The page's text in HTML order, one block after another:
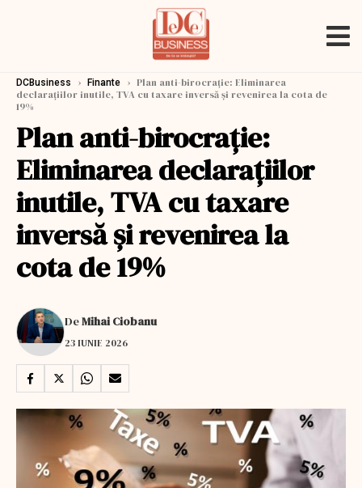
DCBusiness › Finante › Plan anti-birocrație: Eliminarea
declaraţiilor inutile, TVA cu taxare inversă şi revenirea la cota de
19%
Plan anti-birocrație:
Eliminarea declaraţiilor
inutile, TVA cu taxare
inversă şi revenirea la
cota de 19%
DeMihai Ciobanu
23 IUNIE 2026